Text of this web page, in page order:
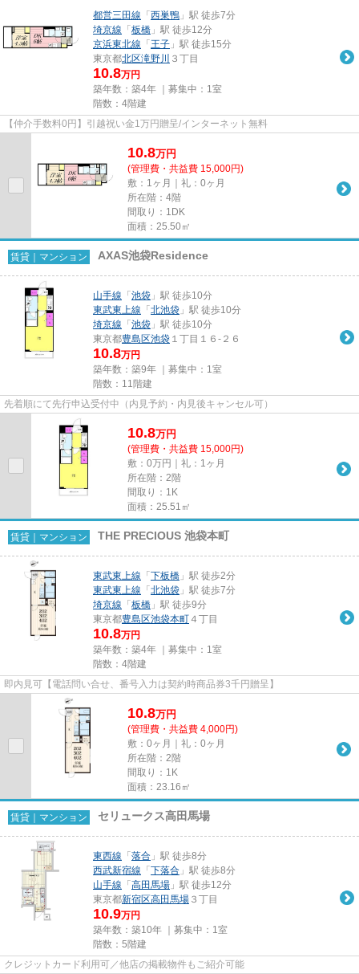
都営三田線 「 西巣鴨 」駅 徒歩7分
埼京線 「 板橋 」駅 徒歩12分
京浜東北線 「 王子 」駅 徒歩15分
東京都北区滝野川 ３丁目
10.8万円
築年数：築4年 ｜募集中： 1室
階数：4階建
【仲介手数料0円】引越祝い金1万円贈呈/インターネット無料
10.8万円
(管理費・共益費 15,000円)
敷：1ヶ月｜礼：0ヶ月
所在階：4階
間取り：1DK
面積：25.50㎡
賃貸｜マンション AXAS池袋Residence
山手線 「 池袋 」駅 徒歩10分
東武東上線 「 北池袋 」駅 徒歩10分
埼京線 「 池袋 」駅 徒歩10分
東京都豊島区池袋 １丁目１６-２６
10.8万円
築年数：築9年 ｜募集中： 1室
階数：11階建
先着順にて先行申込受付中（内見予約・内見後キャンセル可）
10.8万円
(管理費・共益費 15,000円)
敷：0万円｜礼：1ヶ月
所在階：2階
間取り：1K
面積：25.51㎡
賃貸｜マンション THE PRECIOUS 池袋本町
東武東上線 「 下板橋 」駅 徒歩2分
東武東上線 「 北池袋 」駅 徒歩7分
埼京線 「 板橋 」駅 徒歩9分
東京都豊島区池袋本町 ４丁目
10.8万円
築年数：築4年 ｜募集中： 1室
階数：4階建
即内見可【電話問い合せ、番号入力は契約時商品券3千円贈呈】
10.8万円
(管理費・共益費 4,000円)
敷：0ヶ月｜礼：0ヶ月
所在階：2階
間取り：1K
面積：23.16㎡
賃貸｜マンション セリュークス高田馬場
東西線 「 落合 」駅 徒歩8分
西武新宿線 「 下落合 」駅 徒歩8分
山手線 「 高田馬場 」駅 徒歩12分
東京都新宿区高田馬場 ３丁目
10.9万円
築年数：築10年 ｜募集中： 1室
階数：5階建
クレジットカード利用可／他店の掲載物件もご紹介可能